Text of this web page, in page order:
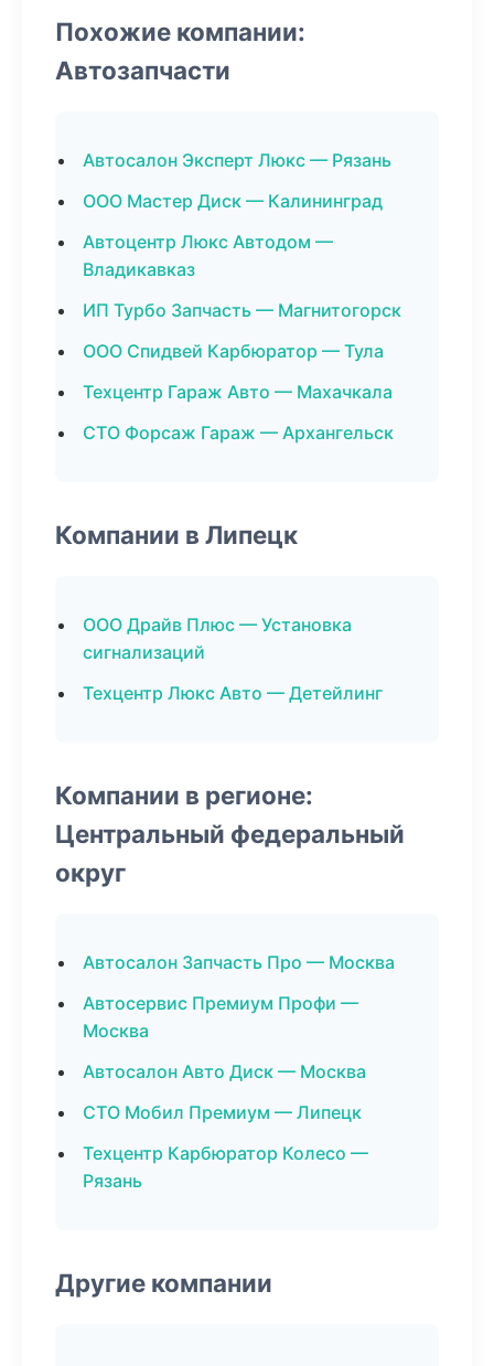
Похожие компании:
Автозапчасти
Автосалон Эксперт Люкс — Рязань
ООО Мастер Диск — Калининград
Автоцентр Люкс Автодом —
Владикавказ
ИП Турбо Запчасть — Магнитогорск
ООО Спидвей Карбюратор — Тула
Техцентр Гараж Авто — Махачкала
СТО Форсаж Гараж — Архангельск
Компании в Липецк
ООО Драйв Плюс — Установка
сигнализаций
Техцентр Люкс Авто — Детейлинг
Компании в регионе:
Центральный федеральный
округ
Автосалон Запчасть Про — Москва
Автосервис Премиум Профи —
Москва
Автосалон Авто Диск — Москва
СТО Мобил Премиум — Липецк
Техцентр Карбюратор Колесо —
Рязань
Другие компании